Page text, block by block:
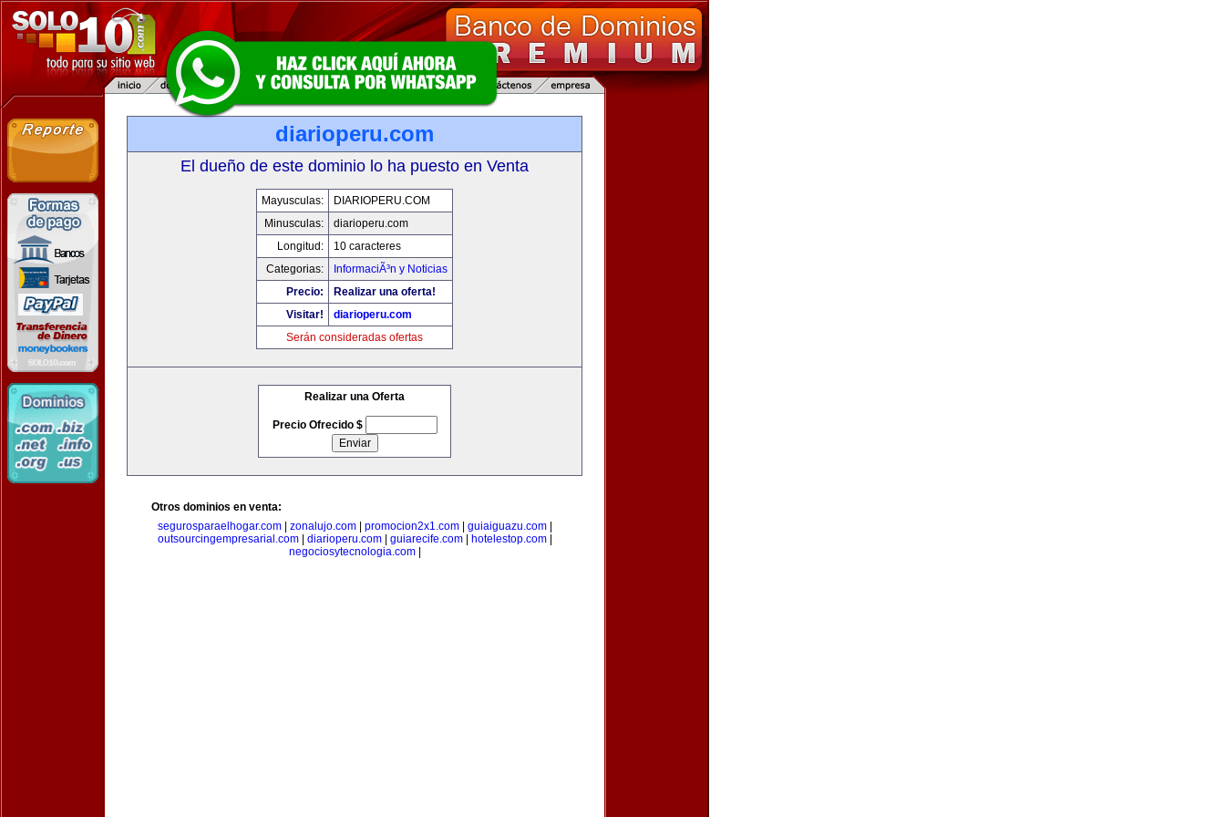
diarioperu.com
El dueño de este dominio lo ha puesto en Venta
Mayusculas:
DIARIOPERU.COM
Minusculas:
diarioperu.com
Longitud:
10 caracteres
Categorias:
InformaciÃ³n y Noticias
Precio:
Realizar una oferta!
Visitar!
diarioperu.com
Serán consideradas ofertas
Realizar una Oferta
Precio Ofrecido $
Otros dominios en venta:
segurosparaelhogar.com| zonalujo.com| promocion2x1.com| guiaiguazu.com|
outsourcingempresarial.com| diarioperu.com| guiarecife.com| hotelestop.com|
negociosytecnologia.com|